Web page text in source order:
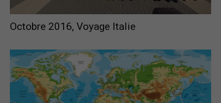
Octobre 2016, Voyage Italie